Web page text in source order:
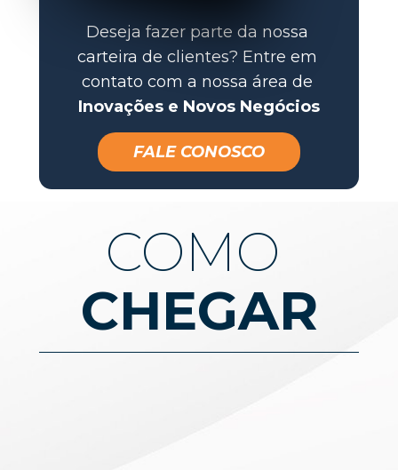
Deseja fazer parte da nossa
carteira de clientes? Entre em
Inovações e Novos Negócios
FALE CONOSCO
CHEGAR